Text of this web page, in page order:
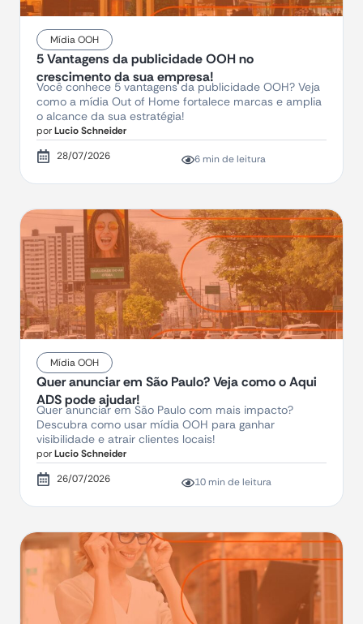
Mídia OOH
5 Vantagens da publicidade OOH no
crescimento da sua empresa!
Você conhece 5 vantagens da publicidade OOH? Veja
como a mídia Out of Home fortalece marcas e amplia
o alcance da sua estratégia!
porLucio Schneider
28/07/2026
6 min de leitura
Mídia OOH
Quer anunciar em São Paulo? Veja como o Aqui
ADS pode ajudar!
Quer anunciar em São Paulo com mais impacto?
Descubra como usar mídia OOH para ganhar
visibilidade e atrair clientes locais!
porLucio Schneider
26/07/2026
10 min de leitura